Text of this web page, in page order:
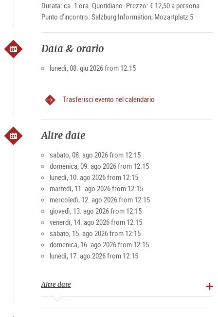
Durata: ca. 1 ora. Quotidiano. Prezzo: € 12,50 a persona
Punto d'incontro: Salzburg Information, Mozartplatz 5
Data & orario
lunedì, 08. giu 2026 from 12:15
Trasferisci evento nel calendario
Altre date
sabato, 08. ago 2026 from 12:15
domenica, 09. ago 2026 from 12:15
lunedì, 10. ago 2026 from 12:15
martedì, 11. ago 2026 from 12:15
mercoledì, 12. ago 2026 from 12:15
giovedì, 13. ago 2026 from 12:15
venerdì, 14. ago 2026 from 12:15
sabato, 15. ago 2026 from 12:15
domenica, 16. ago 2026 from 12:15
lunedì, 17. ago 2026 from 12:15
Altre date